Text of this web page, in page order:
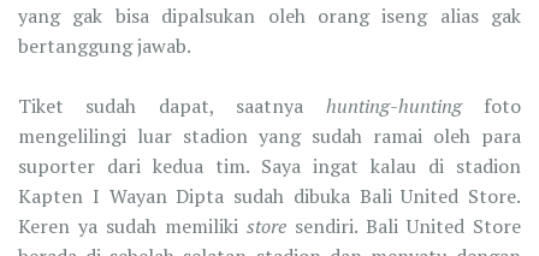
yang gak bisa dipalsukan oleh orang iseng alias gak
bertanggung jawab.
Tiket sudah dapat, saatnya hunting-huntingfoto
mengelilingi luar stadion yang sudah ramai oleh para
suporter dari kedua tim. Saya ingat kalau di stadion
Kapten I Wayan Dipta sudah dibuka Bali United Store.
Keren ya sudah memiliki store sendiri. Bali United Store